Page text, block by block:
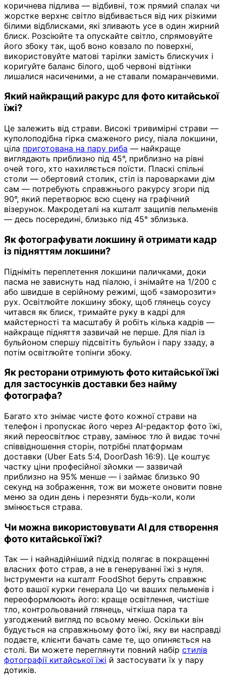
коричнева підлива — відбивні, тож прямий спалах чи
жорстке верхнє світло відбивається від них різкими
білими відблисками, які зливають усе в один жирний
блиск. Розсіюйте та опускайте світло, спрямовуйте
його збоку так, щоб воно ковзало по поверхні,
використовуйте матові тарілки замість блискучих і
коригуйте баланс білого, щоб червоні відтінки
лишалися насиченими, а не ставали помаранчевими.
Який найкращий ракурс для фото китайської
їжі?
Це залежить від страви. Високі тривимірні страви —
куполоподібна гірка смаженого рису, піала локшини,
ціла приготована на пару риба — найкраще
виглядають приблизно під 45°, приблизно на рівні
очей того, хто нахиляється поїсти. Пласкі спільні
столи — обертовий столик, стіл із пароварками дім
сам — потребують справжнього ракурсу згори під
90°, який перетворює всю сцену на графічний
візерунок. Макродеталі на кшталт защипів пельменів
— десь посередині, близько під 45° зблизька.
Як фотографувати локшину й отримати кадр
із підняттям локшини?
Підніміть переплетення локшини паличками, доки
пасма не зависнуть над піалою, і знімайте на 1/200 с
або швидше в серійному режимі, щоб «заморозити»
рух. Освітлюйте локшину збоку, щоб глянець соусу
читався як блиск, тримайте руку в кадрі для
майстерності та масштабу й робіть кілька кадрів —
найкраще підняття зазвичай не перше. Для піал із
бульйоном спершу підсвітіть бульйон і пару ззаду, а
потім освітлюйте топінги збоку.
Як ресторани отримують фото китайської їжі
для застосунків доставки без найму
фотографа?
Багато хто знімає чисте фото кожної страви на
телефон і пропускає його через AI-редактор фото їжі,
який переосвітлює страву, замінює тло й видає точні
співвідношення сторін, потрібні платформам
доставки (Uber Eats 5:4, DoorDash 16:9). Це коштує
частку ціни професійної зйомки — зазвичай
приблизно на 95% менше — і займає близько 90
секунд на зображення, тож ви можете оновити повне
меню за один день і перезняти будь-коли, коли
змінюється страва.
Чи можна використовувати AI для створення
фото китайської їжі?
Так — і найнадійніший підхід полягає в покращенні
власних фото страв, а не в генеруванні їжі з нуля.
Інструменти на кшталт FoodShot беруть справжнє
фото вашої курки генерала Цо чи ваших пельменів і
переоформлюють його: краще освітлення, чистіше
тло, контрольований глянець, чіткіша пара та
узгоджений вигляд по всьому меню. Оскільки він
будується на справжньому фото їжі, яку ви насправді
подаєте, клієнти бачать саме те, що опиняється на
столі. Ви можете переглянути повний набір стилів
фотографії китайської їжі й застосувати їх у пару
дотиків.